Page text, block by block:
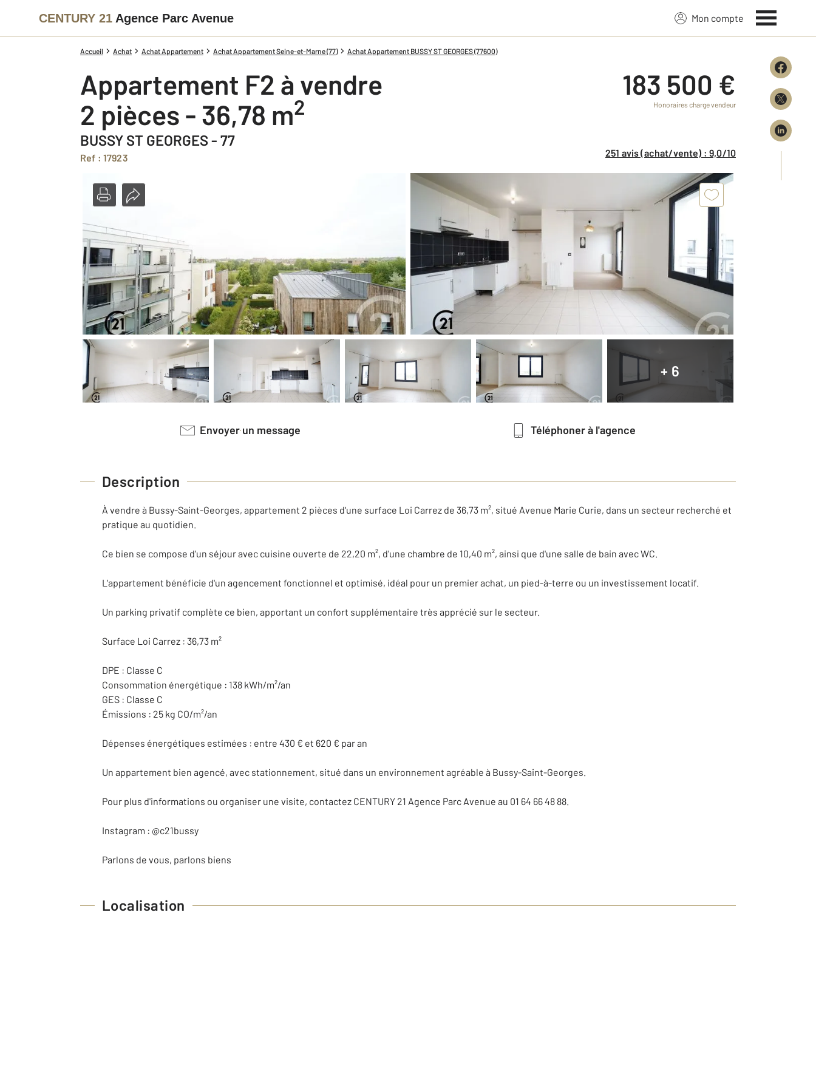
CENTURY 21 Agence Parc Avenue Mon compte
Accueil Achat Achat Appartement Achat Appartement Seine-et-Marne (77) Achat Appartement BUSSY ST GEORGES (77600)
Appartement F2 à vendre
2 pièces - 36,78 m2
BUSSY ST GEORGES - 77
Ref : 17923
183 500 €
Honoraires charge vendeur
251 avis (achat/vente) : 9,0/10
+ 6
Envoyer un message Téléphoner à l'agence
Description
À vendre à Bussy-Saint-Georges, appartement 2 pièces d'une surface Loi Carrez de 36,73 m², situé Avenue Marie Curie, dans un secteur recherché et
pratique au quotidien.
Ce bien se compose d'un séjour avec cuisine ouverte de 22,20 m², d'une chambre de 10,40 m², ainsi que d'une salle de bain avec WC.
L'appartement bénéficie d'un agencement fonctionnel et optimisé, idéal pour un premier achat, un pied-à-terre ou un investissement locatif.
Un parking privatif complète ce bien, apportant un confort supplémentaire très apprécié sur le secteur.
Surface Loi Carrez : 36,73 m²
DPE : Classe C
Consommation énergétique : 138 kWh/m²/an
GES : Classe C
Émissions : 25 kg CO/m²/an
Dépenses énergétiques estimées : entre 430 € et 620 € par an
Un appartement bien agencé, avec stationnement, situé dans un environnement agréable à Bussy-Saint-Georges.
Pour plus d'informations ou organiser une visite, contactez CENTURY 21 Agence Parc Avenue au 01 64 66 48 88.
Instagram : @c21bussy
Parlons de vous, parlons biens
Localisation